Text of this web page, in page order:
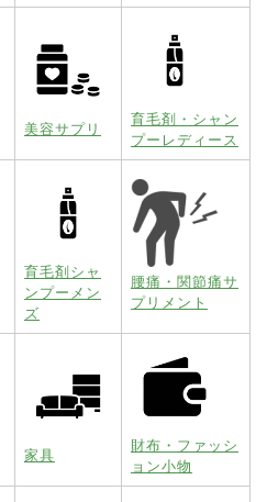
美容サプリ
育毛剤・シャン
プーレディース
育毛剤シャ
ンプーメン
ズ
腰痛・関節痛サ
プリメント
家具
財布・ファッシ
ョン小物